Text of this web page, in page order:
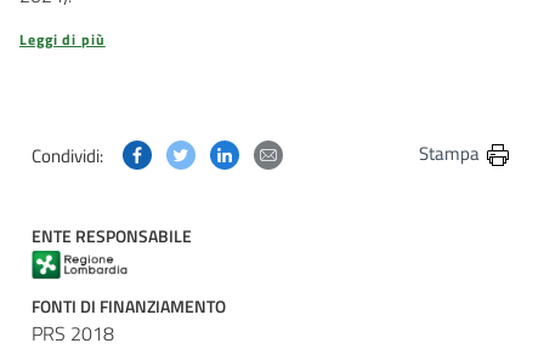
Leggi di più
Condividi: Condividi questa pagina su Facebook
Condividi questa pagina su Twitter
Condividi questa pagina su Linkedin
Condividi questa pagina via
Stampa
ENTE RESPONSABILE
FONTI DI FINANZIAMENTO
PRS 2018